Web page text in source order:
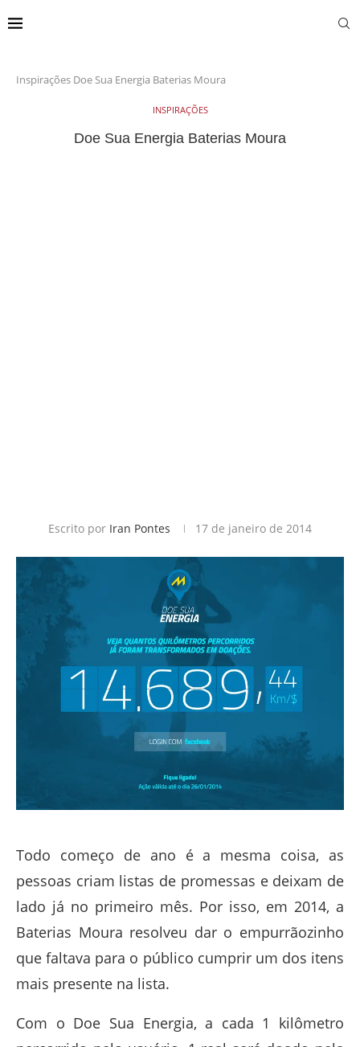
Inspirações Doe Sua Energia Baterias Moura
INSPIRAÇÕES
Doe Sua Energia Baterias Moura
Escrito por Iran Pontes 17 de janeiro de 2014
Todo começo de ano é a mesma coisa, as
pessoas criam listas de promessas e deixam de
lado já no primeiro mês. Por isso, em 2014, a
Baterias Moura resolveu dar o empurrãozinho
que faltava para o público cumprir um dos itens
mais presente na lista.
Com o Doe Sua Energia, a cada 1 kilômetro